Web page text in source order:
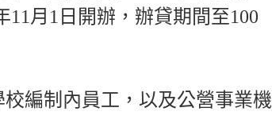
11 月 1 日 開辦，辦貸期間至100
編制內員工，以及公營事業機